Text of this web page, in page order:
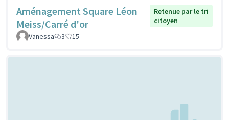
Aménagement Square Léon
Meiss/Carré d'or
Retenue par le tri
citoyen
Vanessa
3 15